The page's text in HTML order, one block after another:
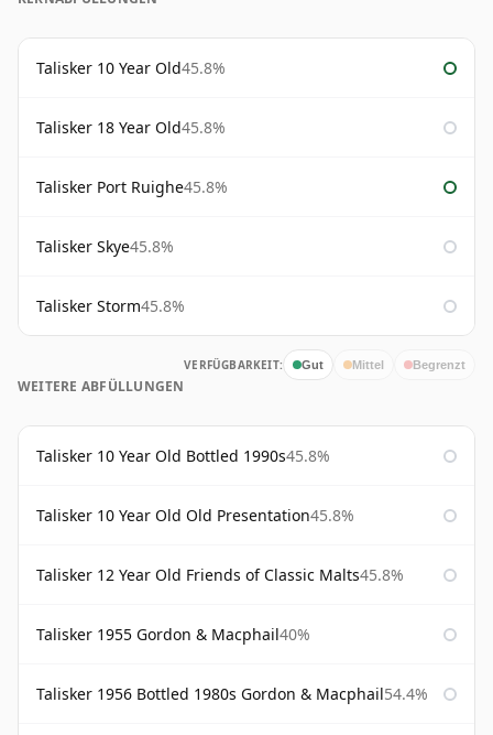
Talisker 10 Year Old45.8%
Talisker 18 Year Old45.8%
Talisker Port Ruighe45.8%
Talisker Skye45.8%
Talisker Storm45.8%
VERFÜGBARKEIT: Gut Mittel Begrenzt
WEITERE ABFÜLLUNGEN
Talisker 10 Year Old Bottled 1990s45.8%
Talisker 10 Year Old Old Presentation45.8%
Talisker 12 Year Old Friends of Classic Malts45.8%
Talisker 1955 Gordon & Macphail40%
Talisker 1956 Bottled 1980s Gordon & Macphail54.4%